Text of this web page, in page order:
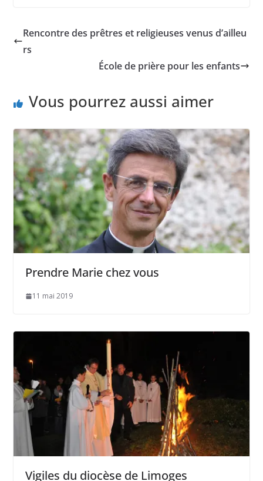
Rencontre des prêtres et religieuses venus d’ailleu
rs
École de prière pour les enfants
Vous pourrez aussi aimer
Prendre Marie chez vous
11 mai 2019
Vigiles du diocèse de Limoges